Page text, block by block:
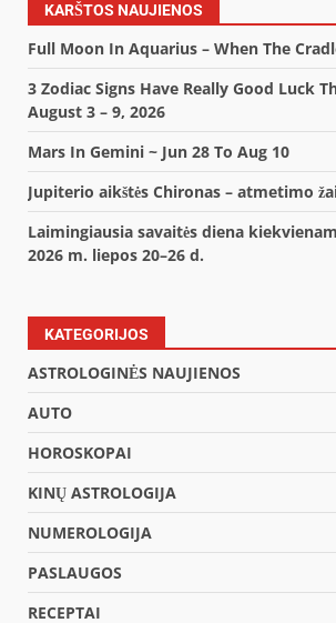
KARŠTOS NAUJIENOS
Full Moon In Aquarius – When The
3 Zodiac Signs Have Really Good Luck
August 3 – 9, 2026
Mars In Gemini ~ Jun 28 To Aug 10
Jupiterio aikštės Chironas – atmetimo
Laimingiausia savaitės diena
2026 m. liepos 20–26 d.
KATEGORIJOS
ASTROLOGINĖS NAUJIENOS
AUTO
HOROSKOPAI
KINŲ ASTROLOGIJA
NUMEROLOGIJA
PASLAUGOS
RECEPTAI